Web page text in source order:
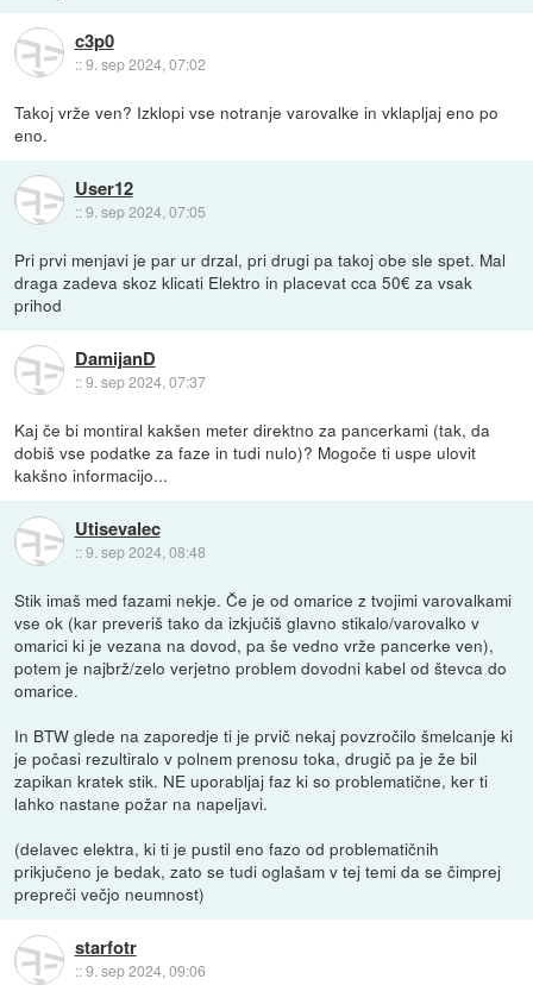
c3p0
::9. sep 2024, 07:02
Takoj vrže ven? Izklopi vse notranje varovalke in vklapljaj eno po
eno.
User12
::9. sep 2024, 07:05
Pri prvi menjavi je par ur drzal, pri drugi pa takoj obe sle spet. Mal
draga zadeva skoz klicati Elektro in placevat cca 50€ za vsak
prihod
DamijanD
::9. sep 2024, 07:37
Kaj če bi montiral kakšen meter direktno za pancerkami (tak, da
dobiš vse podatke za faze in tudi nulo)? Mogoče ti uspe ulovit
kakšno informacijo...
Utisevalec
::9. sep 2024, 08:48
Stik imaš med fazami nekje. Če je od omarice z tvojimi varovalkami
vse ok (kar preveriš tako da izkjučiš glavno stikalo/varovalko v
omarici ki je vezana na dovod, pa še vedno vrže pancerke ven),
potem je najbrž/zelo verjetno problem dovodni kabel od števca do
omarice.
In BTW glede na zaporedje ti je prvič nekaj povzročilo šmelcanje ki
je počasi rezultiralo v polnem prenosu toka, drugič pa je že bil
zapikan kratek stik. NE uporabljaj faz ki so problematične, ker ti
lahko nastane požar na napeljavi.
(delavec elektra, ki ti je pustil eno fazo od problematičnih
prikjučeno je bedak, zato se tudi oglašam v tej temi da se čimprej
prepreči večjo neumnost)
starfotr
::9. sep 2024, 09:06